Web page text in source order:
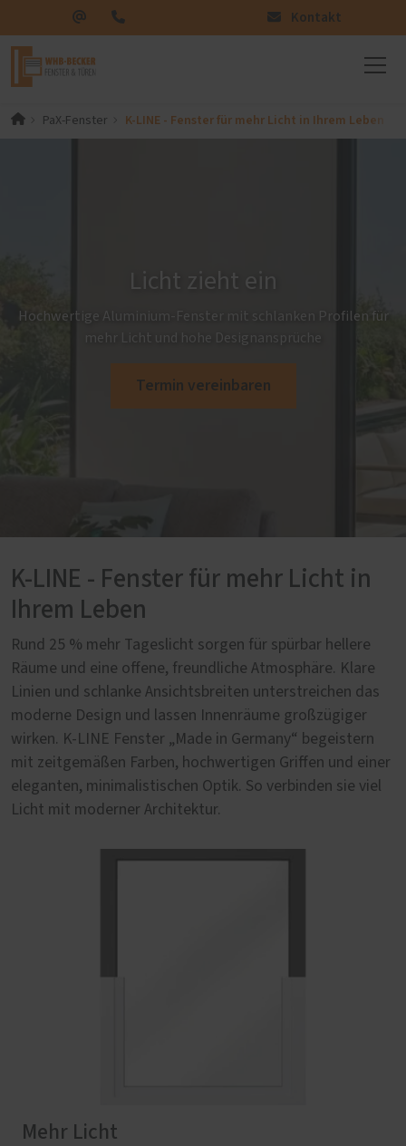
Kontakt
PaX-Fenster K-LINE - Fenster für mehr Licht in Ihrem Leben
Licht zieht ein
Hochwertige Aluminium-Fenster mit schlanken Profilen für
mehr Licht und hohe Designansprüche
Termin vereinbaren
K-LINE - Fenster für mehr Licht in
Ihrem Leben
Rund 25 % mehr Tageslicht sorgen für spürbar hellere
Räume und eine offene, freundliche Atmosphäre. Klare
Linien und schlanke Ansichtsbreiten unterstreichen das
moderne Design und lassen Innenräume großzügiger
wirken. K-LINE Fenster „Made in Germany“ begeistern
mit zeitgemäßen Farben, hochwertigen Griffen und einer
eleganten, minimalistischen Optik. So verbinden sie viel
Licht mit moderner Architektur.
Mehr Licht